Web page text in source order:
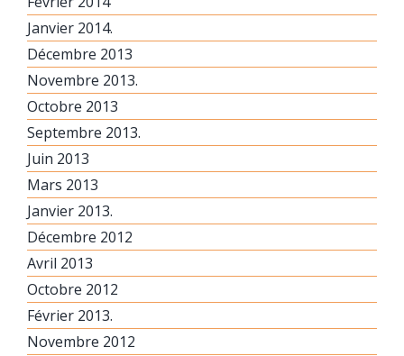
Janvier 2014.
Décembre 2013
Novembre 2013.
Octobre 2013
Septembre 2013.
Juin 2013
Mars 2013
Janvier 2013.
Décembre 2012
Avril 2013
Octobre 2012
Février 2013.
Novembre 2012